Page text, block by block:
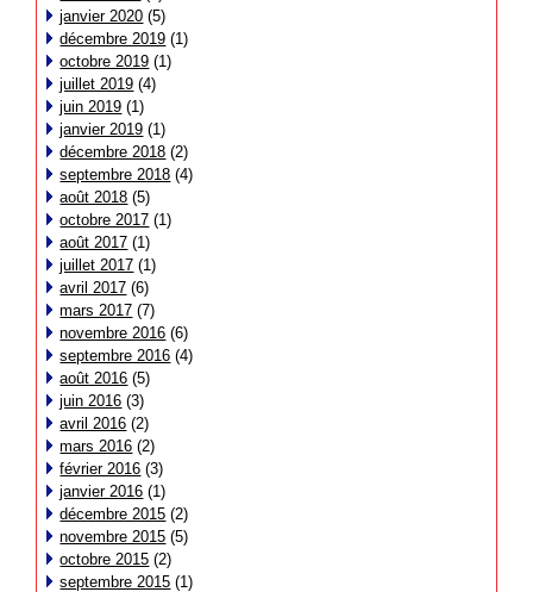
janvier 2020 (5)
décembre 2019 (1)
octobre 2019 (1)
juillet 2019 (4)
juin 2019 (1)
janvier 2019 (1)
décembre 2018 (2)
septembre 2018 (4)
août 2018 (5)
octobre 2017 (1)
août 2017 (1)
juillet 2017 (1)
avril 2017 (6)
mars 2017 (7)
novembre 2016 (6)
septembre 2016 (4)
août 2016 (5)
juin 2016 (3)
avril 2016 (2)
mars 2016 (2)
février 2016 (3)
janvier 2016 (1)
décembre 2015 (2)
novembre 2015 (5)
octobre 2015 (2)
septembre 2015 (1)